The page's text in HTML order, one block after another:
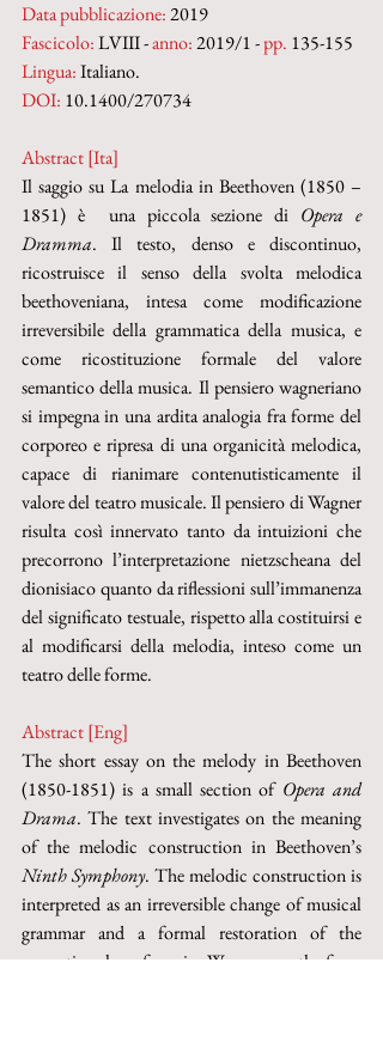
Data pubblicazione: 2019
Fascicolo: LVIII - anno: 2019/1 - pp. 135-155
Lingua: Italiano.
DOI: 10.1400/270734
Abstract [Ita]
Il saggio su La melodia in Beethoven (1850 –
1851) è  una piccola sezione di Opera e
Dramma. Il testo, denso e discontinuo,
ricostruisce il senso della svolta melodica
beethoveniana, intesa come modificazione
irreversibile della grammatica della musica, e
come ricostituzione formale del valore
semantico della musica. Il pensiero wagneriano
si impegna in una ardita analogia fra forme del
corporeo e ripresa di una organicità melodica,
capace di rianimare contenutisticamente il
valore del teatro musicale. Il pensiero di Wagner
risulta così innervato tanto da intuizioni che
precorrono l’interpretazione nietzscheana del
dionisiaco quanto da riflessioni sull’immanenza
del significato testuale, rispetto alla costituirsi e
al modificarsi della melodia, inteso come un
teatro delle forme.
Abstract [Eng]
The short essay on the melody in Beethoven
(1850-1851) is a small section of Opera and
Drama. The text investigates on the meaning
Ninth Symphony. The melodic construction is
interpreted as an irreversible change of musical
grammar and a formal restoration of the
semantic value of music. Wagner sees the form